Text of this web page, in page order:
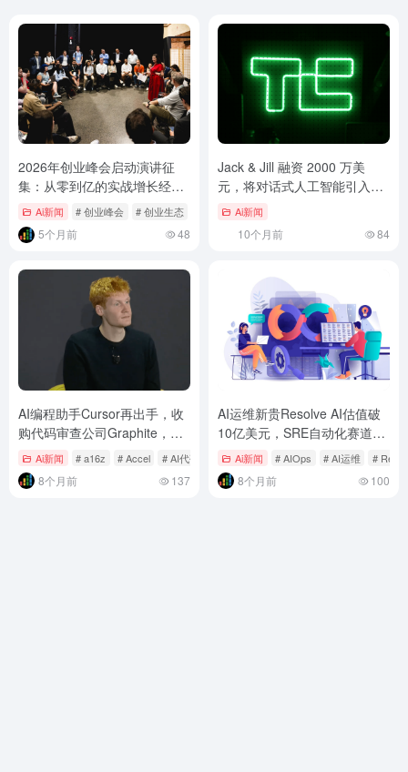
2026年创业峰会启动演讲征
集：从零到亿的实战增长经
验，如何塑造下一代创始人？
Ai新闻 # 创业峰会 # 创业生态 # 创始人
5个月前 48
Jack & Jill 融资 2000 万美
元，将对话式人工智能引入求
职领域
Ai新闻
10个月前 84
AI编程助手Cursor再出手，收
购代码审查公司Graphite，剑
指开发全流程自动化
Ai新闻 # a16z # Accel # AI代码审查
8个月前 137
AI运维新贵Resolve AI估值破
10亿美元，SRE自动化赛道迎
来独角兽
Ai新闻 # AIOps # AI运维 #
8个月前 100